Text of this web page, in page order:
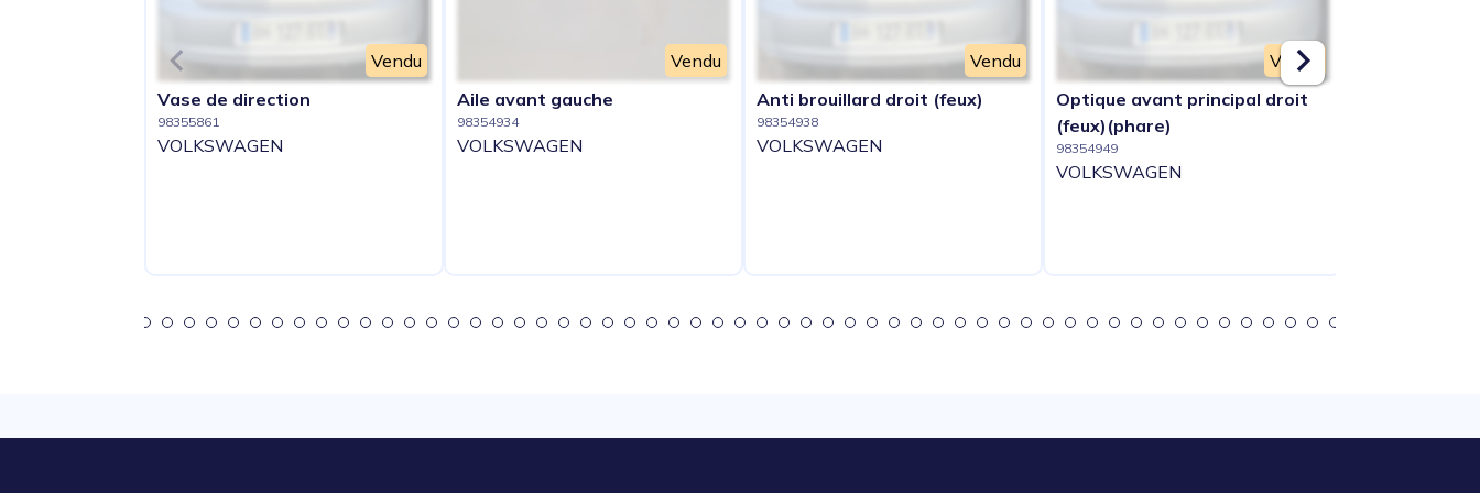
Vendu
Vase de direction
98355861
VOLKSWAGEN
Vendu
Aile avant gauche
98354934
VOLKSWAGEN
Vendu
Anti brouillard droit (feux)
98354938
VOLKSWAGEN
Vendu
Optique avant principal droit
(feux)(phare)
98354949
VOLKSWAGEN